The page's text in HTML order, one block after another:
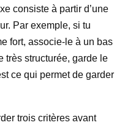
consiste à partir d’une
Par exemple, si tu
fort, associe-le à un bas
très structurée, garde le
ce qui permet de garder
trois critères avant